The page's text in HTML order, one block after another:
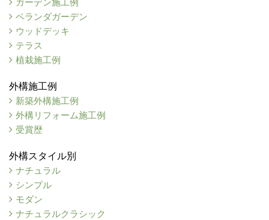
ガーデン施工例
ベランダガーデン
ウッドデッキ
テラス
植栽施工例
外構施工例
新築外構施工例
外構リフォーム施工例
受賞歴
外構スタイル別
ナチュラル
シンプル
モダン
ナチュラルクラシック